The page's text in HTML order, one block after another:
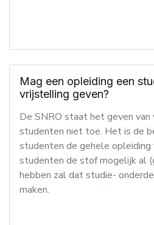
Mag een opleiding een
vrijstelling geven?
De SNRO staat het geven van
studenten niet toe. Het is de
studenten de gehele
studenten de stof mogelijk al
hebben zal dat studie-
maken.